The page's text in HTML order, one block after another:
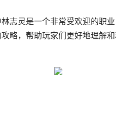
志灵是一个非常受欢迎的职
略，帮助玩家们更好地理解